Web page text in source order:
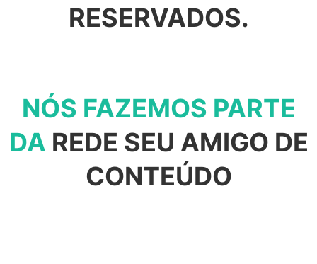
RESERVADOS.
NÓS FAZEMOS PARTE
DA REDE SEU AMIGO DE
CONTEÚDO